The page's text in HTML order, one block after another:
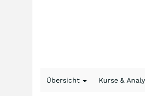
Übersicht Kurse &